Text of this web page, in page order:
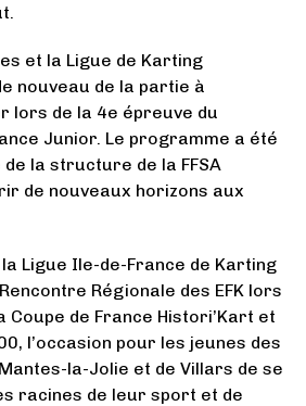
et la Ligue de Karting
nouveau de la partie à
lors de la 4e épreuve du
Junior. Le programme a été
la structure de la FFSA
de nouveaux horizons aux
la Ligue Ile-de-France de Karting
Régionale des EFK lors
Coupe de France Histori’Kart et
l’occasion pour les jeunes des
Mantes-la-Jolie et de Villars de se
racines de leur sport et de